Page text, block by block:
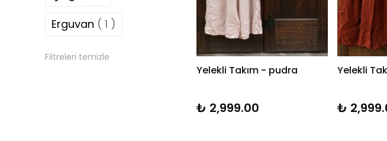
Erguvan ( 1 )
Fuşya ( 4 )
Filtreleri temizle
Yelekli Takım - pudra
₺ 2,999.00
Yelekli
₺